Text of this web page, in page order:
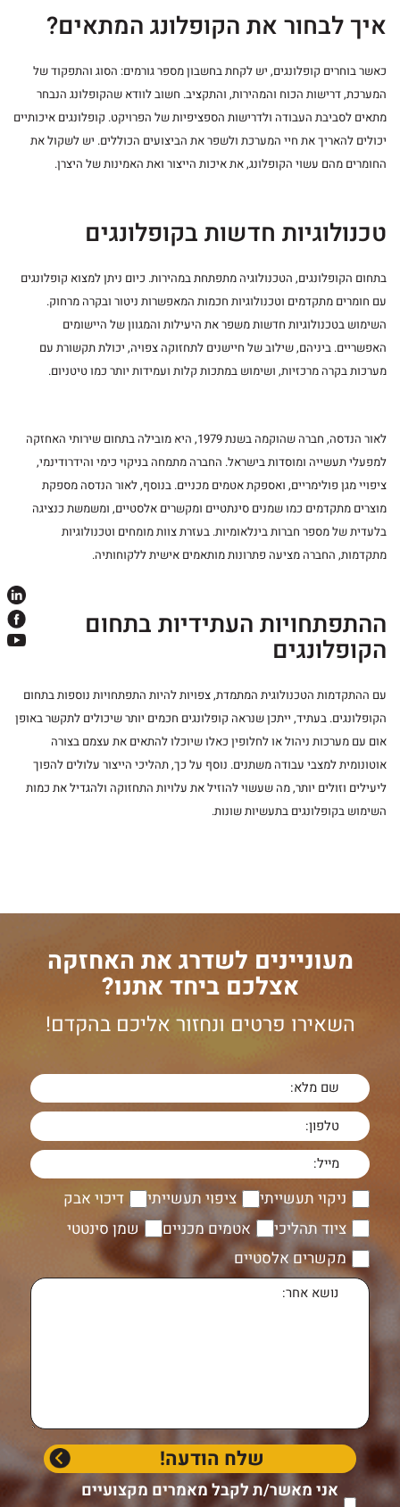
איך לבחור את הקופלונג המתאים?
כאשר בוחרים קופלונגים, יש לקחת בחשבון מספר גורמים: הסוג והתפקוד של
המערכת, דרישות הכוח והמהירות, והתקציב. חשוב לוודא שהקופלונג הנבחר
מתאים לסביבת העבודה ולדרישות הספציפיות של הפרויקט. קופלונגים איכותיים
יכולים להאריך את חיי המערכת ולשפר את הביצועים הכוללים. יש לשקול את
החומרים מהם עשוי הקופלונג, את איכות הייצור ואת האמינות של היצרן.
טכנולוגיות חדשות בקופלונגים
בתחום הקופלונגים, הטכנולוגיה מתפתחת במהירות. כיום ניתן למצוא קופלונגים
עם חומרים מתקדמים וטכנולוגיות חכמות המאפשרות ניטור ובקרה מרחוק.
השימוש בטכנולוגיות חדשות משפר את היעילות והמגוון של היישומים
האפשריים. ביניהם, שילוב של חיישנים לתחזוקה צפויה, יכולת תקשורת עם
מערכות בקרה מרכזיות, ושימוש במתכות קלות ועמידות יותר כמו טיטניום.
לאור הנדסה, חברה שהוקמה בשנת 1979, היא מובילה בתחום שירותי האחזקה
למפעלי תעשייה ומוסדות בישראל. החברה מתמחה בניקוי כימי והידרודינמי,
ציפויי מגן פולימריים, ואספקת אטמים מכניים. בנוסף, לאור הנדסה מספקת
מוצרים מתקדמים כמו שמנים סינתטיים ומקשרים אלסטיים, ומשמשת כנציגה
בלעדית של מספר חברות בינלאומיות. בעזרת צוות מומחים וטכנולוגיות
מתקדמות, החברה מציעה פתרונות מותאמים אישית ללקוחותיה.
ההתפתחויות העתידיות בתחום
הקופלונגים
עם ההתקדמות הטכנולוגית המתמדת, צפויות להיות התפתחויות נוספות בתחום
הקופלונגים. בעתיד, ייתכן שנראה קופלונגים חכמים יותר שיכולים לתקשר באופן
אום עם מערכות ניהול או לחלופין כאלו שיוכלו להתאים את עצמם בצורה
אוטונומית למצבי עבודה משתנים. נוסף על כך, תהליכי הייצור עלולים להפוך
ליעילים וזולים יותר, מה שעשוי להוזיל את עלויות התחזוקה ולהגדיל את כמות
השימוש בקופלונגים בתעשיות שונות.
מעוניינים לשדרג את האחזקה
אצלכם ביחד אתנו?
השאירו פרטים ונחזור אליכם בהקדם!
ניקוי תעשייתי ציפוי תעשייתי
דיכוי אבק
ציוד תהליכי
אטמים מכניים
שמן סינטטי
מקשרים אלסטיים
אני מאשר/ת לקבל מאמרים מקצועיים